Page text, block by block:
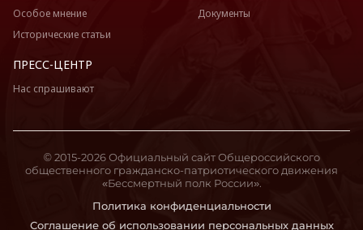
Особое мнение
Исторические статьи
Документы
ПРЕСС-ЦЕНТР
Нас спрашивают
Политика конфиденциальности
Соглашение об использовании персональных данных
© 2015-2026 Официальный сайт Общероссийского
общественного гражданско-патриотического движения
«Бессмертный полк России».